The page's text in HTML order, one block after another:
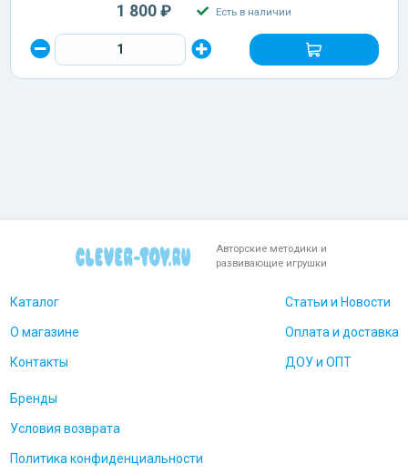
1 800 ₽ Есть в наличии
Авторские методики и
развивающие игрушки
Каталог
О магазине
Контакты
Статьи и Новости
Оплата и доставка
ДОУ и ОПТ
Бренды
Условия возврата
Политика конфиденциальности